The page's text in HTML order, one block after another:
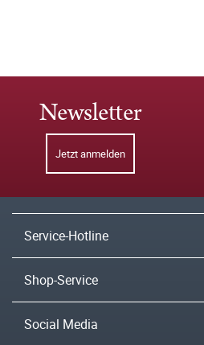
Newsletter
Jetzt anmelden
Service-Hotline
Shop-Service
Social Media